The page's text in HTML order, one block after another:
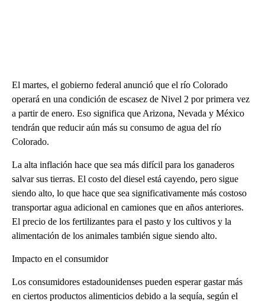
El martes, el gobierno federal anunció que el río Colorado
operará en una condición de escasez de Nivel 2 por primera vez
a partir de enero. Eso significa que Arizona, Nevada y México
tendrán que reducir aún más su consumo de agua del río
Colorado.
La alta inflación hace que sea más difícil para los ganaderos
salvar sus tierras. El costo del diesel está cayendo, pero sigue
siendo alto, lo que hace que sea significativamente más costoso
transportar agua adicional en camiones que en años anteriores.
El precio de los fertilizantes para el pasto y los cultivos y la
alimentación de los animales también sigue siendo alto.
Impacto en el consumidor
Los consumidores estadounidenses pueden esperar gastar más
en ciertos productos alimenticios debido a la sequía, según el